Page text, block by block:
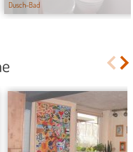
Dusch-Bad